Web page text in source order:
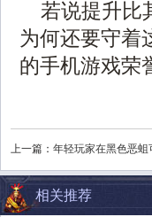
若说提升比
为何还要守着
的手机游戏荣
上一篇： 年轻玩家在黑色恶蛆
相关推荐